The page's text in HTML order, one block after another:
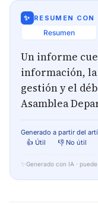
✨ RESUMEN CON
Resumen
Un informe
información,
gestión y el
Asamblea
Generado a partir del
👍 Útil
👎 No útil
✨ Generado con IA ·